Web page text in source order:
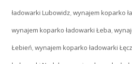
ładowarki Lubowidz,wynajem koparko
wynajem koparko ładowarki Łeba,
Łebień,wynajem koparko ładowarki